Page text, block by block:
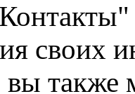
своих
также